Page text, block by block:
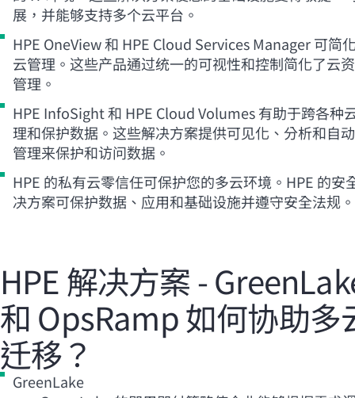
展，并能够支持多个云平台。
HPE OneView 和 HPE Cloud Services Manager 可简
云管理。这些产品通过统一的可视性和控制简化了云
管理。
HPE InfoSight 和 HPE Cloud Volumes 有助于跨各种
理和保护数据。这些解决方案提供可见化、分析和自
管理来保护和访问数据。
HPE 的私有云零信任可保护您的多云环境。HPE 的安
决方案可保护数据、应用和基础设施并遵守安全法规。
HPE 解决方案 -
和 OpsRamp 如何协助多
迁移？
GreenLake